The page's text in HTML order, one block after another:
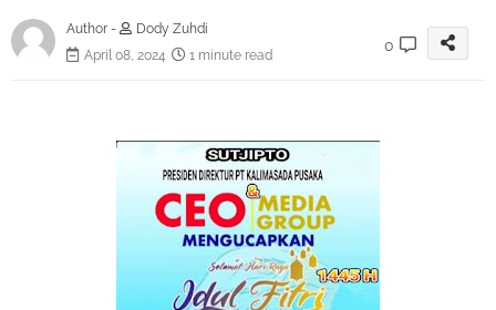
Author -
Dody Zuhdi
April 08, 2024
1 minute read
0